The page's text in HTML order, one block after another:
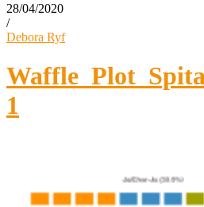
28/04/2020
/
Debora Ryf
1